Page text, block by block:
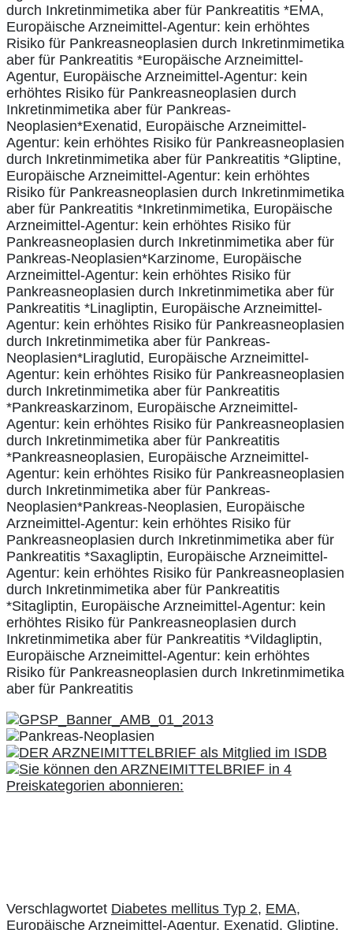
durch Inkretinmimetika aber für Pankreatitis *EMA,
Europäische Arzneimittel-Agentur: kein erhöhtes
Risiko für Pankreasneoplasien durch Inkretinmimetika
aber für Pankreatitis *Europäische Arzneimittel-
Agentur, Europäische Arzneimittel-Agentur: kein
erhöhtes Risiko für Pankreasneoplasien durch
Inkretinmimetika aber für Pankreas-
Neoplasien*Exenatid, Europäische Arzneimittel-
Agentur: kein erhöhtes Risiko für Pankreasneoplasien
durch Inkretinmimetika aber für Pankreatitis *Gliptine,
Europäische Arzneimittel-Agentur: kein erhöhtes
Risiko für Pankreasneoplasien durch Inkretinmimetika
aber für Pankreatitis *Inkretinmimetika, Europäische
Arzneimittel-Agentur: kein erhöhtes Risiko für
Pankreasneoplasien durch Inkretinmimetika aber für
Pankreas-Neoplasien*Karzinome, Europäische
Arzneimittel-Agentur: kein erhöhtes Risiko für
Pankreasneoplasien durch Inkretinmimetika aber für
Pankreatitis *Linagliptin, Europäische Arzneimittel-
Agentur: kein erhöhtes Risiko für Pankreasneoplasien
durch Inkretinmimetika aber für Pankreas-
Neoplasien*Liraglutid, Europäische Arzneimittel-
Agentur: kein erhöhtes Risiko für Pankreasneoplasien
durch Inkretinmimetika aber für Pankreatitis
*Pankreaskarzinom, Europäische Arzneimittel-
Agentur: kein erhöhtes Risiko für Pankreasneoplasien
durch Inkretinmimetika aber für Pankreatitis
*Pankreasneoplasien, Europäische Arzneimittel-
Agentur: kein erhöhtes Risiko für Pankreasneoplasien
durch Inkretinmimetika aber für Pankreas-
Neoplasien*Pankreas-Neoplasien, Europäische
Arzneimittel-Agentur: kein erhöhtes Risiko für
Pankreasneoplasien durch Inkretinmimetika aber für
Pankreatitis *Saxagliptin, Europäische Arzneimittel-
Agentur: kein erhöhtes Risiko für Pankreasneoplasien
durch Inkretinmimetika aber für Pankreatitis
*Sitagliptin, Europäische Arzneimittel-Agentur: kein
erhöhtes Risiko für Pankreasneoplasien durch
Inkretinmimetika aber für Pankreatitis *Vildagliptin,
Europäische Arzneimittel-Agentur: kein erhöhtes
Risiko für Pankreasneoplasien durch Inkretinmimetika
aber für Pankreatitis
Verschlagwortet Diabetes mellitus Typ 2, EMA,
Europäische Arzneimittel-Agentur, Exenatid, Gliptine,